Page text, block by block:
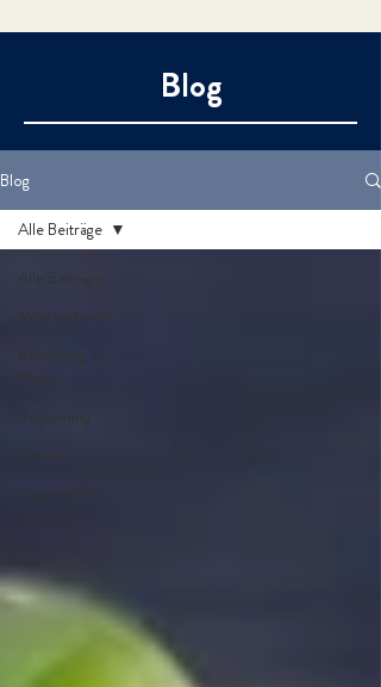
Blog
Blog
Alle Beiträge
Mitarbeitende
Betreuung &
Pflege
Begegnung
Alle Beiträge